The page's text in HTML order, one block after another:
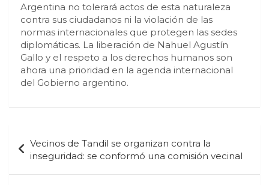
Argentina no tolerará actos de esta naturaleza
contra sus ciudadanos ni la violación de las
normas internacionales que protegen las sedes
diplomáticas. La liberación de Nahuel Agustín
Gallo y el respeto a los derechos humanos son
ahora una prioridad en la agenda internacional
del Gobierno argentino.
de
entradas
Vecinos de Tandil se organizan contra la
inseguridad: se conformó una comisión vecinal